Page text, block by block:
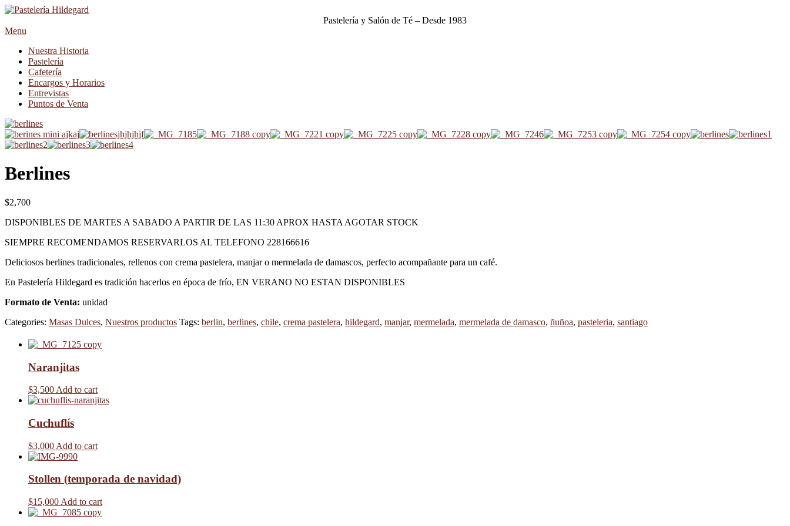
Pastelería y Salón de Té – Desde 1983
Menu
Nuestra Historia
Pastelería
Cafetería
Encargos y Horarios
Entrevistas
Puntos de Venta
Berlines
$2,700
DISPONIBLES DE MARTES A SABADO A PARTIR DE LAS 11:30 APROX HASTA AGOTAR STOCK
SIEMPRE RECOMENDAMOS RESERVARLOS AL TELEFONO 228166616
Deliciosos berlines tradicionales, rellenos con crema pastelera, manjar o mermelada de damascos, perfecto acompañante para un café.
En Pastelería Hildegard es tradición hacerlos en época de frío, EN VERANO NO ESTAN DISPONIBLES
Formato de Venta: unidad
Categories: Masas Dulces, Nuestros productos Tags: berlin, berlines, chile, crema pastelera, hildegard, manjar, mermelada, mermelada de damasco, ñuñoa, pasteleria, santiago
Naranjitas
$3,500 Add to cart
Cuchuflís
$3,000 Add to cart
Stollen (temporada de navidad)
$15,000 Add to cart